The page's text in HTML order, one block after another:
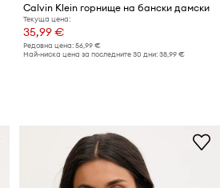
Calvin Klein горнище на бански дамски
Текуща цена:
35,99 €
Редовна цена: 56,99 €
Най-ниска цена за последните 30 дни: 38,99 €